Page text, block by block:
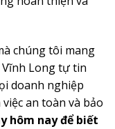
chúng tôi mang
Vĩnh Long tự tin
doanh nghiệp
an toàn và bảo
hôm nay để biết